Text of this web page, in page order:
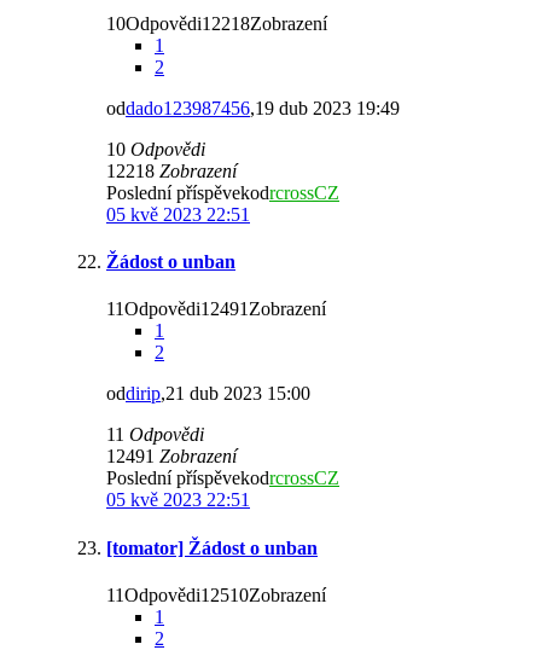
10Odpovědi12218Zobrazení
1
2
oddado123987456,19 dub 2023 19:49
10 Odpovědi
12218 Zobrazení
Poslední příspěvekodrcrossCZ
05 kvě 2023 22:51
Žádost o unban
11Odpovědi12491Zobrazení
1
2
oddirip,21 dub 2023 15:00
11 Odpovědi
12491 Zobrazení
Poslední příspěvekodrcrossCZ
05 kvě 2023 22:51
[tomator] Žádost o unban
11Odpovědi12510Zobrazení
1
2